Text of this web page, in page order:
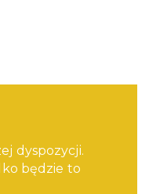
dyspozycji.
będzie to